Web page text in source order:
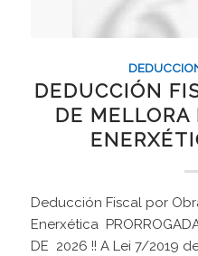
DEDUCCIÓN
DE MELLORA
Deducción Fiscal por
Enerxética
DE 2026 !! A Lei 7/2019